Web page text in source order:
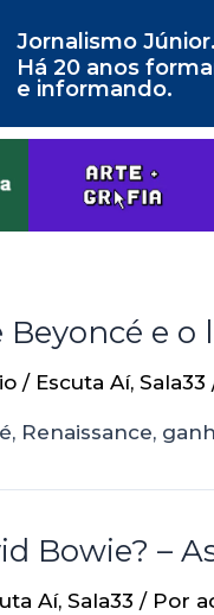
Jornalismo Júnior.
Há 20 anos
e informando.
Beyoncé e
/ Escuta Aí, Sala33
Renaissance,
Bowie? –
Aí, Sala33 / Por